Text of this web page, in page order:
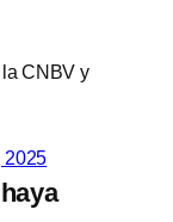
CNBV y
2025